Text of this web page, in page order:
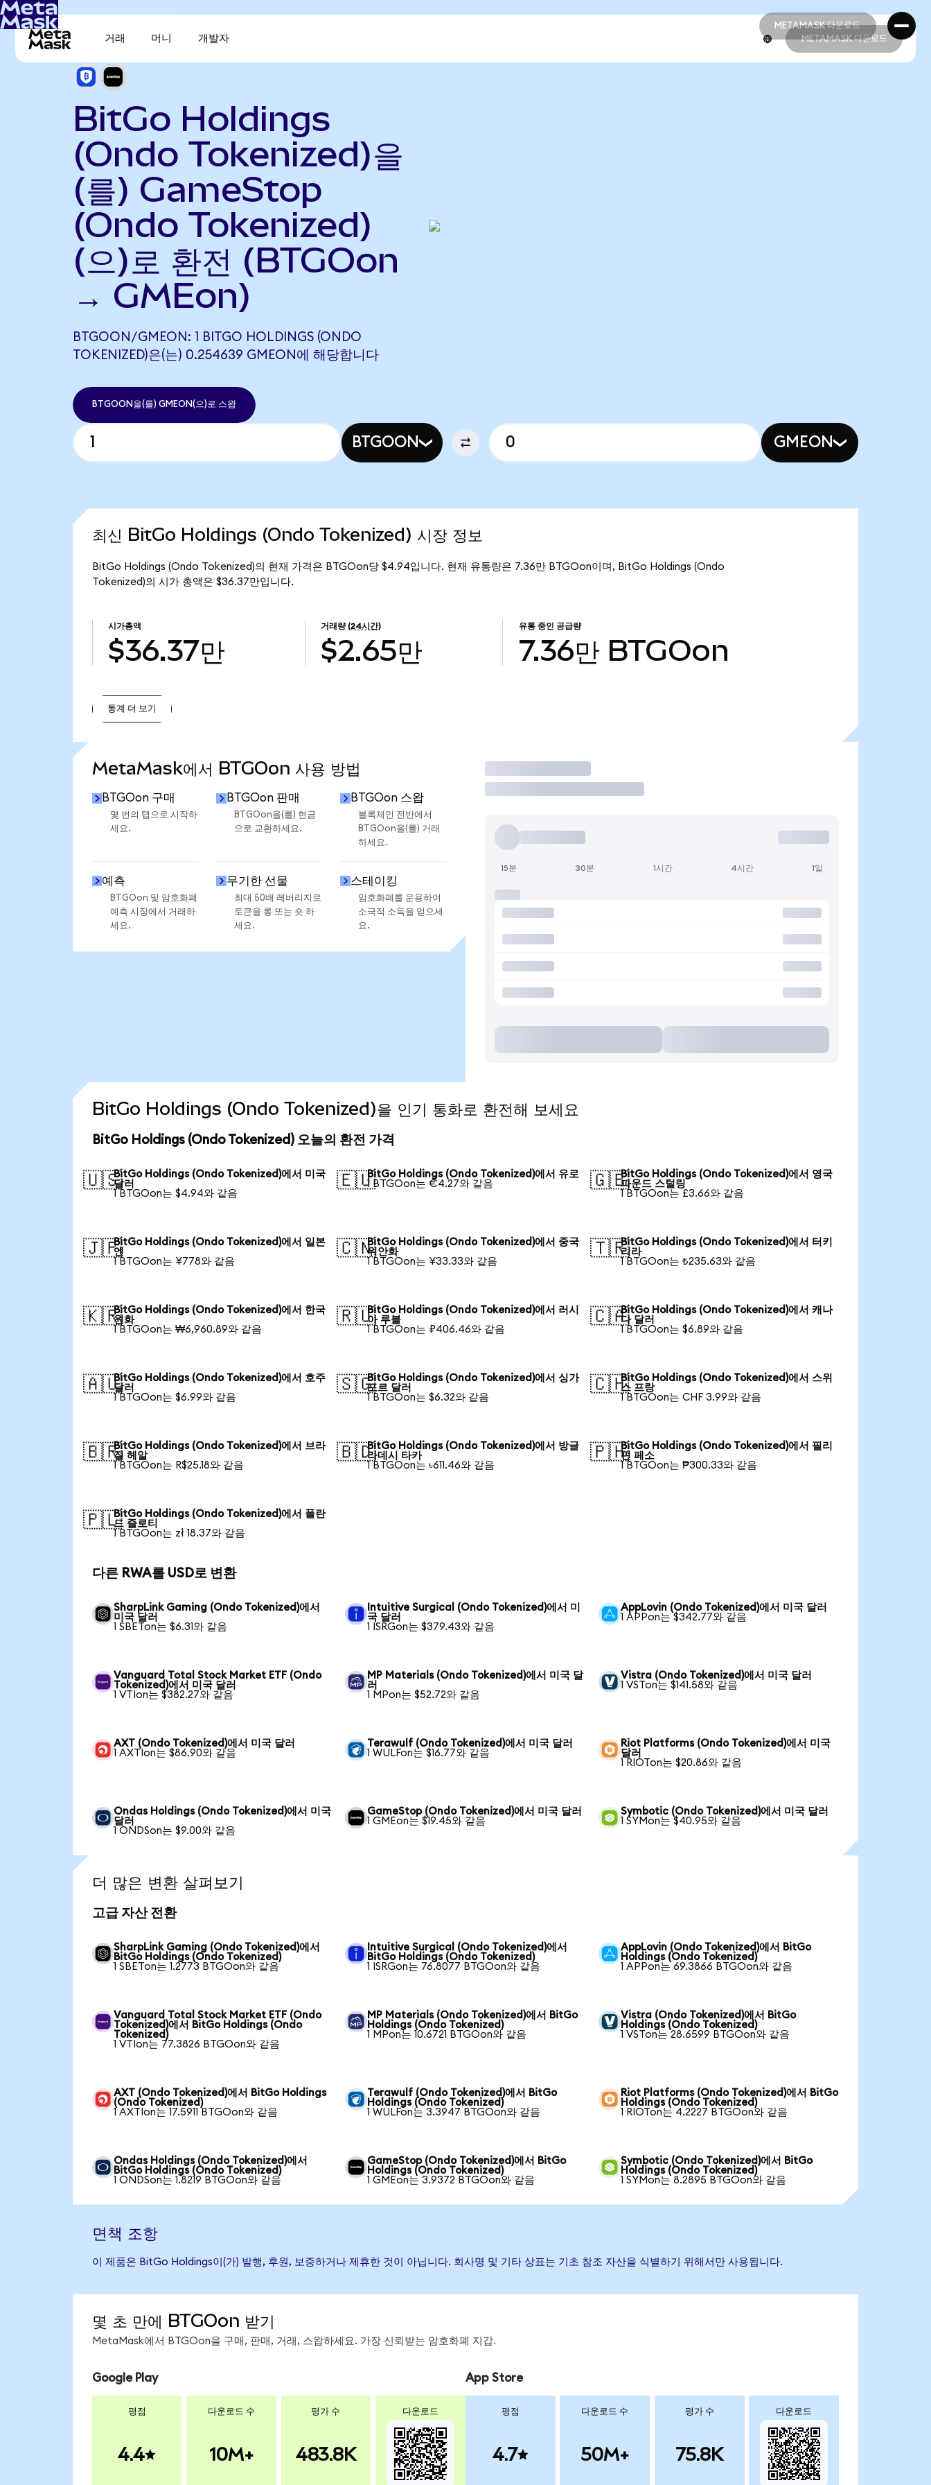
METAMASK 다운로드
METAMASK 다운로드
거래 머니 개발자 METAMASK 다운로드
BitGo Holdings
(Ondo Tokenized)을
(를) GameStop
(Ondo Tokenized)
(으)로 환전 (BTGOon
→ GMEon)
BTGOON/GMEON: 1 BITGO HOLDINGS (ONDO
TOKENIZED)은(는) 0.254639 GMEON에 해당합니다
BTGOON을(를) GMEON(으)로 스왑
BTGOON GMEON
최신 BitGo Holdings (Ondo Tokenized) 시장 정보
BitGo Holdings (Ondo Tokenized)의 현재 가격은 BTGOon당 $4.94입니다. 현재 유통량은 7.36만 BTGOon이며, BitGo Holdings (Ondo
Tokenized)의 시가 총액은 $36.37만입니다.
시가총액
$36.37만
거래량 (24시간)
$2.65만
유통 중인 공급량
7.36만 BTGOon
통계 더 보기
MetaMask에서 BTGOon 사용 방법
BTGOon 구매
몇 번의 탭으로 시작하
세요.
BTGOon 판매
BTGOon을(를) 현금
으로 교환하세요.
BTGOon 스왑
블록체인 전반에서
BTGOon을(를) 거래
하세요.
예측
BTGOon 및 암호화폐
예측 시장에서 거래하
세요.
무기한 선물
최대 50배 레버리지로
토큰을 롱 또는 숏 하
세요.
스테이킹
암호화폐를 운용하여
소극적 소득을 얻으세
요.
거래
15분 30분 1시간 4시간 1일
BitGo Holdings (Ondo Tokenized)을 인기 통화로 환전해 보세요
BitGo Holdings (Ondo Tokenized) 오늘의 환전 가격
🇺🇸BitGo Holdings (Ondo Tokenized)에서 미국
달러
1 BTGOon는 $4.94와 같음
🇪🇺BitGo Holdings (Ondo Tokenized)에서 유로
1 BTGOon는 €4.27와 같음
🇬🇧BitGo Holdings (Ondo Tokenized)에서 영국
파운드 스털링
1 BTGOon는 £3.66와 같음
🇯🇵BitGo Holdings (Ondo Tokenized)에서 일본
엔
1 BTGOon는 ¥778와 같음
🇨🇳BitGo Holdings (Ondo Tokenized)에서 중국
위안화
1 BTGOon는 ¥33.33와 같음
🇹🇷BitGo Holdings (Ondo Tokenized)에서 터키
리라
1 BTGOon는 ₺235.63와 같음
🇰🇷BitGo Holdings (Ondo Tokenized)에서 한국
원화
1 BTGOon는 ₩6,960.89와 같음
🇷🇺BitGo Holdings (Ondo Tokenized)에서 러시
아 루블
1 BTGOon는 ₽406.46와 같음
🇨🇦BitGo Holdings (Ondo Tokenized)에서 캐나
다 달러
1 BTGOon는 $6.89와 같음
🇦🇺BitGo Holdings (Ondo Tokenized)에서 호주
달러
1 BTGOon는 $6.99와 같음
🇸🇬BitGo Holdings (Ondo Tokenized)에서 싱가
포르 달러
1 BTGOon는 $6.32와 같음
🇨🇭BitGo Holdings (Ondo Tokenized)에서 스위
스 프랑
1 BTGOon는 CHF 3.99와 같음
🇧🇷BitGo Holdings (Ondo Tokenized)에서 브라
질 헤알
1 BTGOon는 R$25.18와 같음
🇧🇩BitGo Holdings (Ondo Tokenized)에서 방글
라데시 타카
1 BTGOon는 ৳611.46와 같음
🇵🇭BitGo Holdings (Ondo Tokenized)에서 필리
핀 페소
1 BTGOon는 ₱300.33와 같음
🇵🇱BitGo Holdings (Ondo Tokenized)에서 폴란
드 즐로티
1 BTGOon는 zł 18.37와 같음
다른 RWA를 USD로 변환
SharpLink Gaming (Ondo Tokenized)에서
미국 달러
1 SBETon는 $6.31와 같음
Intuitive Surgical (Ondo Tokenized)에서 미
국 달러
1 ISRGon는 $379.43와 같음
AppLovin (Ondo Tokenized)에서 미국 달러
1 APPon는 $342.77와 같음
Vanguard Total Stock Market ETF (Ondo
Tokenized)에서 미국 달러
1 VTIon는 $382.27와 같음
MP Materials (Ondo Tokenized)에서 미국 달
러
1 MPon는 $52.72와 같음
Vistra (Ondo Tokenized)에서 미국 달러
1 VSTon는 $141.58와 같음
AXT (Ondo Tokenized)에서 미국 달러
1 AXTIon는 $86.90와 같음
Terawulf (Ondo Tokenized)에서 미국 달러
1 WULFon는 $16.77와 같음
Riot Platforms (Ondo Tokenized)에서 미국
달러
1 RIOTon는 $20.86와 같음
Ondas Holdings (Ondo Tokenized)에서 미국
달러
1 ONDSon는 $9.00와 같음
GameStop (Ondo Tokenized)에서 미국 달러
1 GMEon는 $19.45와 같음
Symbotic (Ondo Tokenized)에서 미국 달러
1 SYMon는 $40.95와 같음
더 많은 변환 살펴보기
고급 자산 전환
SharpLink Gaming (Ondo Tokenized)에서
BitGo Holdings (Ondo Tokenized)
1 SBETon는 1.2773 BTGOon와 같음
Intuitive Surgical (Ondo Tokenized)에서
BitGo Holdings (Ondo Tokenized)
1 ISRGon는 76.8077 BTGOon와 같음
AppLovin (Ondo Tokenized)에서 BitGo
Holdings (Ondo Tokenized)
1 APPon는 69.3866 BTGOon와 같음
Vanguard Total Stock Market ETF (Ondo
Tokenized)에서 BitGo Holdings (Ondo
Tokenized)
1 VTIon는 77.3826 BTGOon와 같음
MP Materials (Ondo Tokenized)에서 BitGo
Holdings (Ondo Tokenized)
1 MPon는 10.6721 BTGOon와 같음
Vistra (Ondo Tokenized)에서 BitGo
Holdings (Ondo Tokenized)
1 VSTon는 28.6599 BTGOon와 같음
AXT (Ondo Tokenized)에서 BitGo Holdings
(Ondo Tokenized)
1 AXTIon는 17.5911 BTGOon와 같음
Terawulf (Ondo Tokenized)에서 BitGo
Holdings (Ondo Tokenized)
1 WULFon는 3.3947 BTGOon와 같음
Riot Platforms (Ondo Tokenized)에서 BitGo
Holdings (Ondo Tokenized)
1 RIOTon는 4.2227 BTGOon와 같음
Ondas Holdings (Ondo Tokenized)에서
BitGo Holdings (Ondo Tokenized)
1 ONDSon는 1.8219 BTGOon와 같음
GameStop (Ondo Tokenized)에서 BitGo
Holdings (Ondo Tokenized)
1 GMEon는 3.9372 BTGOon와 같음
Symbotic (Ondo Tokenized)에서 BitGo
Holdings (Ondo Tokenized)
1 SYMon는 8.2895 BTGOon와 같음
면책 조항
이 제품은 BitGo Holdings이(가) 발행, 후원, 보증하거나 제휴한 것이 아닙니다. 회사명 및 기타 상표는 기초 참조 자산을 식별하기 위해서만 사용됩니다.
몇 초 만에 BTGOon 받기
MetaMask에서 BTGOon을 구매, 판매, 거래, 스왑하세요. 가장 신뢰받는 암호화폐 지갑.
Google Play
평점
4.4
다운로드 수
10M+
평가 수
483.8K
다운로드
App Store
평점
4.7
다운로드 수
50M+
평가 수
75.8K
다운로드